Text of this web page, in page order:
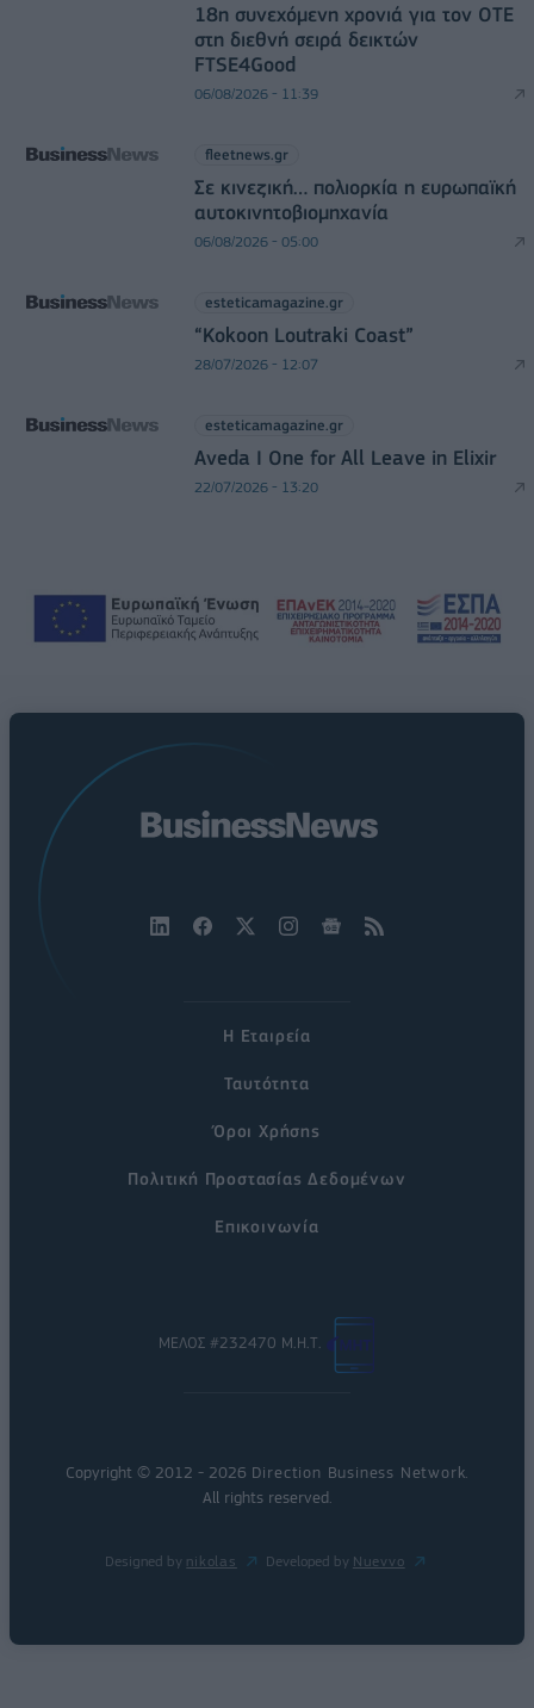
18η συνεχόμενη χρονιά για τον ΟΤΕ
στη διεθνή σειρά δεικτών
FTSE4Good
06/08/2026 - 11:39
fleetnews.gr
Σε κινεζική… πολιορκία η ευρωπαϊκή
αυτοκινητοβιομηχανία
06/08/2026 - 05:00
esteticamagazine.gr
“Kokoon Loutraki Coast”
28/07/2026 - 12:07
esteticamagazine.gr
Aveda I One for All Leave in Elixir
22/07/2026 - 13:20
Η Εταιρεία
Ταυτότητα
Όροι Χρήσης
Πολιτική Προστασίας Δεδομένων
Επικοινωνία
ΜΕΛΟΣ #232470 Μ.Η.Τ.
Copyright © 2012 - 2026 Direction Business Network
All rights reserved.
Designed by nikolas Developed by Nuevvo